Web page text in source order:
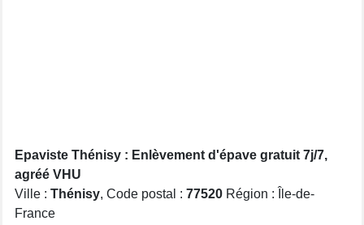
Epaviste Thénisy : Enlèvement d'épave gratuit 7j/7,
agréé VHU
Ville : Thénisy, Code postal : 77520 Région : Île-de-
France